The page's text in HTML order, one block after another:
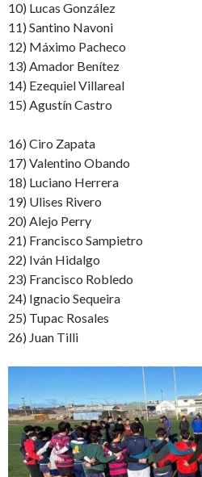
10) Lucas González
11) Santino Navoni
12) Máximo Pacheco
13) Amador Benítez
14) Ezequiel Villareal
15) Agustín Castro
16) Ciro Zapata
17) Valentino Obando
18) Luciano Herrera
19) Ulises Rivero
20) Alejo Perry
21) Francisco Sampietro
22) Iván Hidalgo
23) Francisco Robledo
24) Ignacio Sequeira
25) Tupac Rosales
26) Juan Tilli